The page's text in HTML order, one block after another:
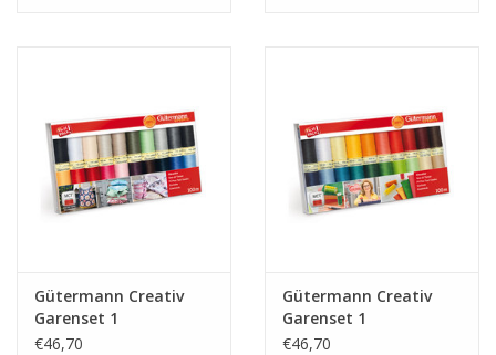
Gütermann Creativ
Garenset 1
€46,70
Gütermann Creativ
Garenset 1
€46,70